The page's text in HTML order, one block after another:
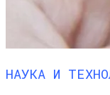
НАУКА И